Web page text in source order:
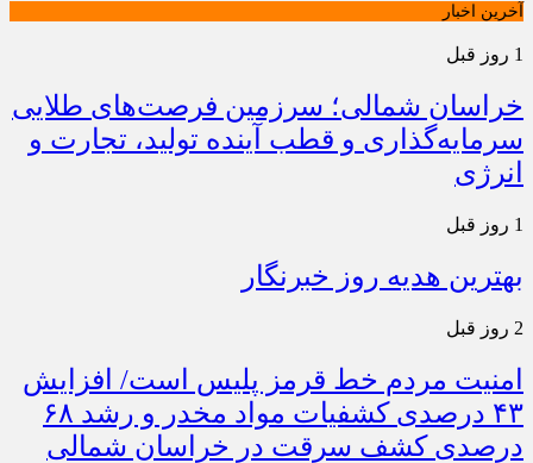
آخرین اخبار
1 روز قبل
خراسان شمالی؛ سرزمین فرصت‌های طلایی
سرمایه‌گذاری و قطب آینده تولید، تجارت و
انرژی
1 روز قبل
بهترین هدیه روز خبرنگار
2 روز قبل
امنیت مردم خط قرمز پلیس است/ افزایش
۴۳ درصدی کشفیات مواد مخدر و رشد ۶۸
درصدی کشف سرقت در خراسان شمالی